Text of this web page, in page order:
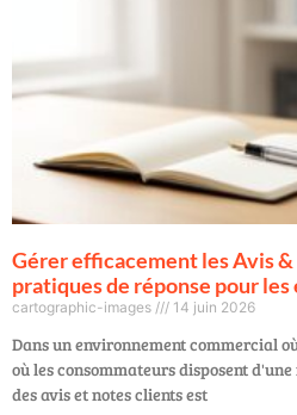
Gérer efficacement les Avis
pratiques de réponse pour
cartographic-images 14 juin 2026
Dans un environnement commercial
où les consommateurs disposent
des avis et notes clients est